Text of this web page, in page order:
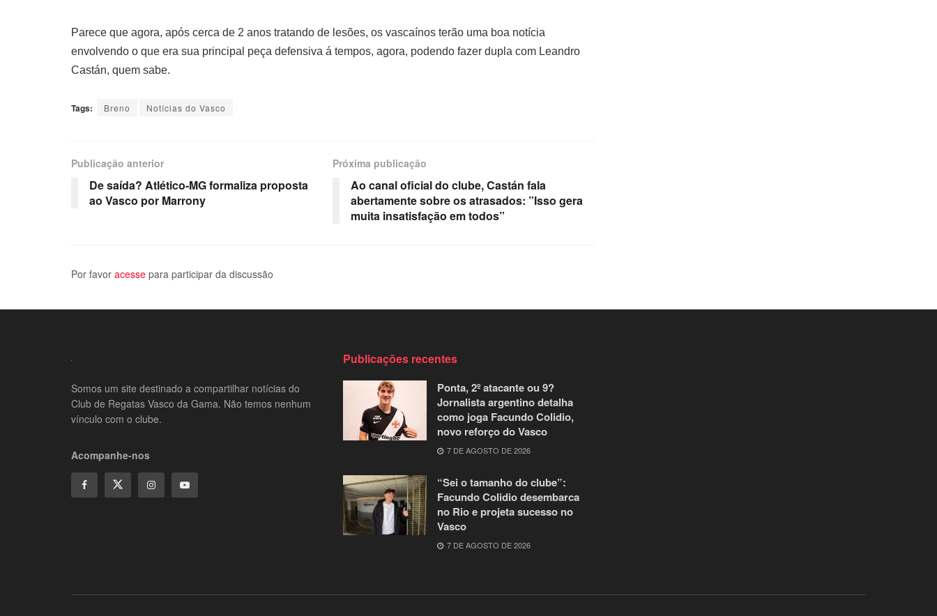
Parece que agora, após cerca de 2 anos tratando de lesões, os vascaínos terão uma boa notícia
envolvendo o que era sua principal peça defensiva á tempos, agora, podendo fazer dupla com Leandro
Castán, quem sabe.
Tags: Breno Notícias do Vasco
Publicação anterior
De saída? Atlético-MG formaliza proposta
ao Vasco por Marrony
Próxima publicação
Ao canal oficial do clube, Castán fala
abertamente sobre os atrasados: ”Isso gera
muita insatisfação em todos”
Por favor acesse para participar da discussão
Somos um site destinado a compartilhar notícias do
Club de Regatas Vasco da Gama. Não temos nenhum
vínculo com o clube.
Acompanhe-nos
Publicações recentes
Ponta, 2º atacante ou 9?
Jornalista argentino detalha
como joga Facundo Colidio,
novo reforço do Vasco
7 DE AGOSTO DE 2026
“Sei o tamanho do clube”:
Facundo Colidio desembarca
no Rio e projeta sucesso no
Vasco
7 DE AGOSTO DE 2026